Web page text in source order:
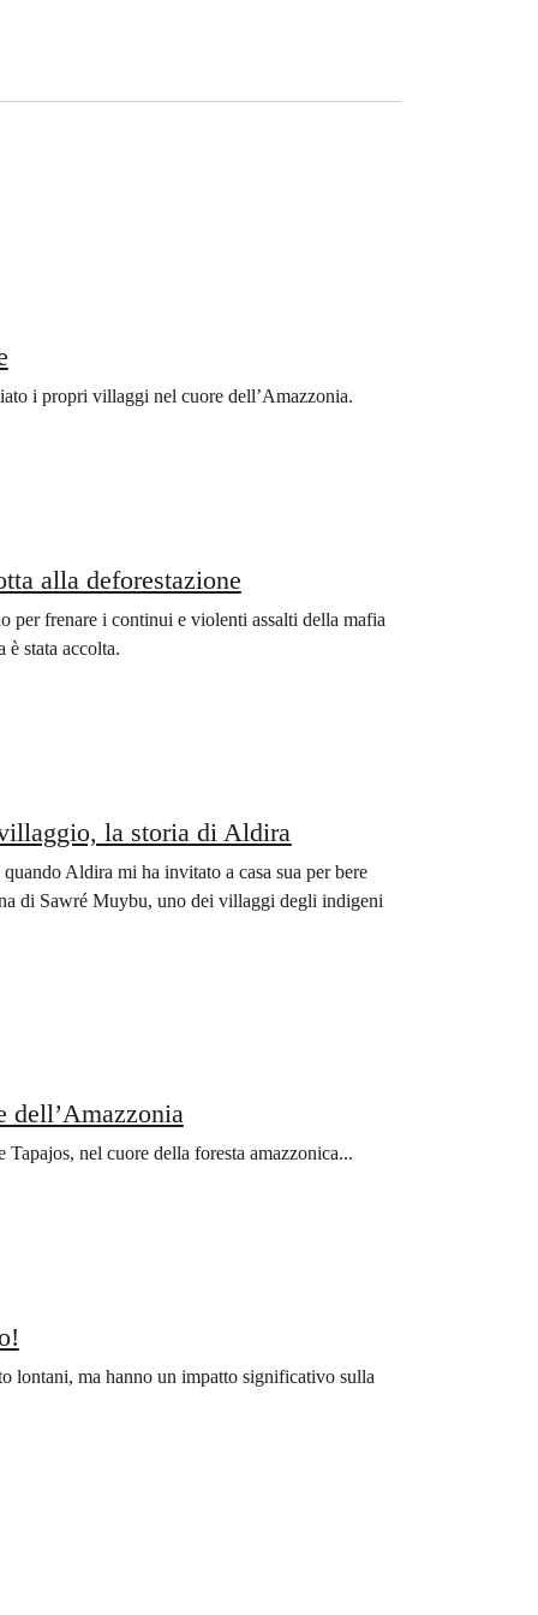
i propri villaggi nel cuore dell’Amazzonia.
alla deforestazione
frenare i continui e violenti assalti della mafia
stata accolta.
la storia di Aldira
Aldira mi ha invitato a casa sua per bere
di Sawré Muybu, uno dei villaggi degli indigeni
dell’Amazzonia
nel cuore della foresta amazzonica...
lontani, ma hanno un impatto significativo sulla